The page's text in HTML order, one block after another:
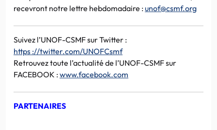
recevront notre lettre hebdomadaire :unof@csmf.org
Suivez l’UNOF-CSMF sur Twitter :
https ://twitter.com/UNOFCsmf
Retrouvez toute l’actualité de l’UNOF-CSMF sur
FACEBOOK :www.facebook.com
PARTENAIRES